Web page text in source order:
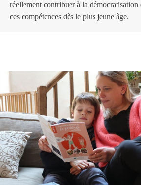
réellement contribuer à la démocratisation
ces compétences dès le plus jeune âge.